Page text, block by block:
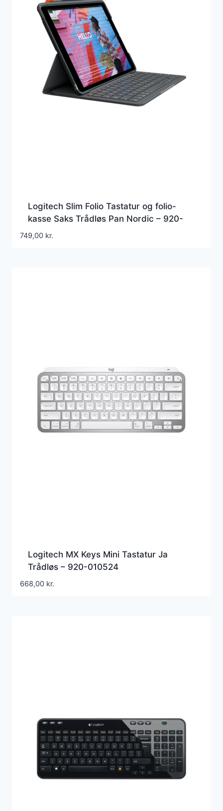
Logitech Slim Folio Tastatur og folio-
kasse Saks Trådløs Pan Nordic – 920-
009479
749,00 kr.
Logitech MX Keys Mini Tastatur Ja
Trådløs – 920-010524
668,00 kr.